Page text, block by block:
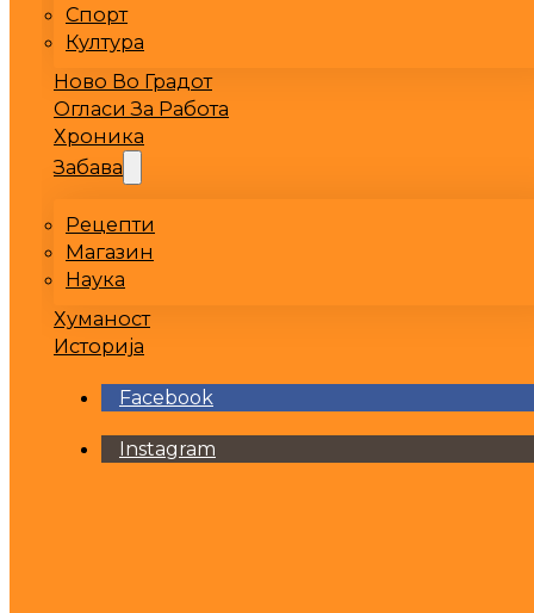
Спорт
Култура
Ново Во Градот
Огласи За Работа
Хроника
Забава
Рецепти
Магазин
Наука
Хуманост
Историја
Facebook
Instagram